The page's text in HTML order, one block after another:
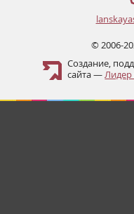
© 2006-
Создание,
сайта —Лидер